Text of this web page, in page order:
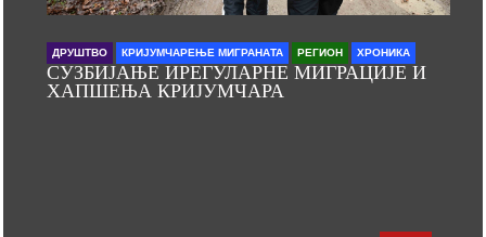
ДРУШТВО КРИЈУМЧАРЕЊЕ МИГРАНАТА РЕГИОН ХРОНИКА
СУЗБИЈАЊЕ ИРЕГУЛАРНЕ МИГРАЦИЈЕ И
ХАПШЕЊА КРИЈУМЧАРА